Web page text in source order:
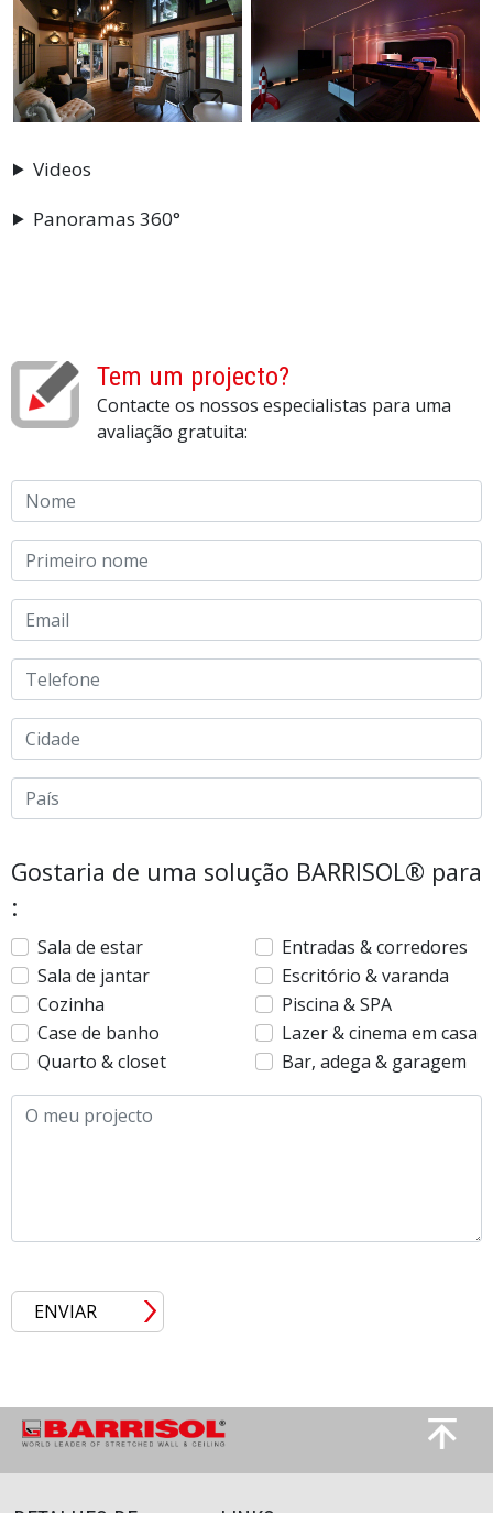
Videos
Panoramas 360°
Tem um projecto?
Contacte os nossos especialistas para uma
avaliação gratuita:
Nome
Apelido
Email
Telefone
Cidade
País
Gostaria de uma solução BARRISOL® para
:
Sala de estar
Sala de jantar
Cozinha
Case de banho
Quarto & closet
Entradas & corredores
Escritório & varanda
Piscina & SPA
Lazer & cinema em casa
Bar, adega & garagem
O meu projecto
ENVIAR
Imagem Imagem